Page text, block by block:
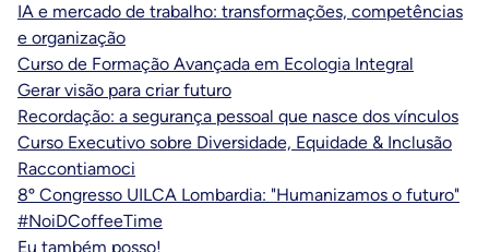
IA e mercado de trabalho: transformações, competências
e organização
Curso de Formação Avançada em Ecologia Integral
Gerar visão para criar futuro
Recordação: a segurança pessoal que nasce dos vínculos
Curso Executivo sobre Diversidade, Equidade & Inclusão
Raccontiamoci
8º Congresso UILCA Lombardia: "Humanizamos o futuro"
#NoiDCoffeeTime
Eu também posso!